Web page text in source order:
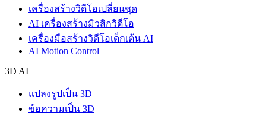
เครื่องสร้างวิดีโอเปลี่ยนชุด
AI เครื่องสร้างมิวสิกวิดีโอ
เครื่องมือสร้างวิดีโอเด็กเต้น AI
AI Motion Control
3D AI
แปลงรูปเป็น 3D
ข้อความเป็น 3D